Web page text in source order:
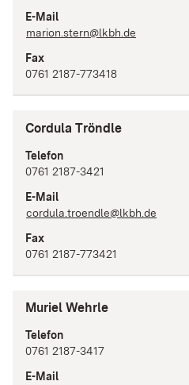
E-Mail
marion.stern@lkbh.de
Fax
0761 2187-773418
Cordula Tröndle
Telefon
0761 2187-3421
E-Mail
cordula.troendle@lkbh.de
Fax
0761 2187-773421
Muriel Wehrle
Telefon
0761 2187-3417
E-Mail